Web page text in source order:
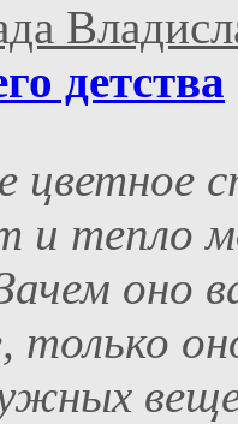
детства
цветное
и тепло
оно